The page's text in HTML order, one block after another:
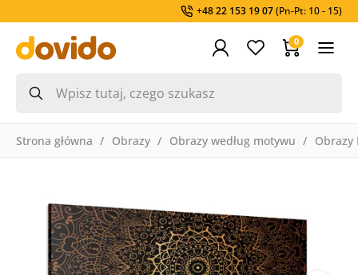
+48 22 153 19 07(Pn-Pt: 10 - 15)
0
Strona główna Obrazy Obrazy według motywu Obrazy